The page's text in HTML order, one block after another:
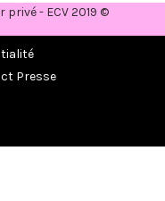
- ECV 2019 ©
Presse